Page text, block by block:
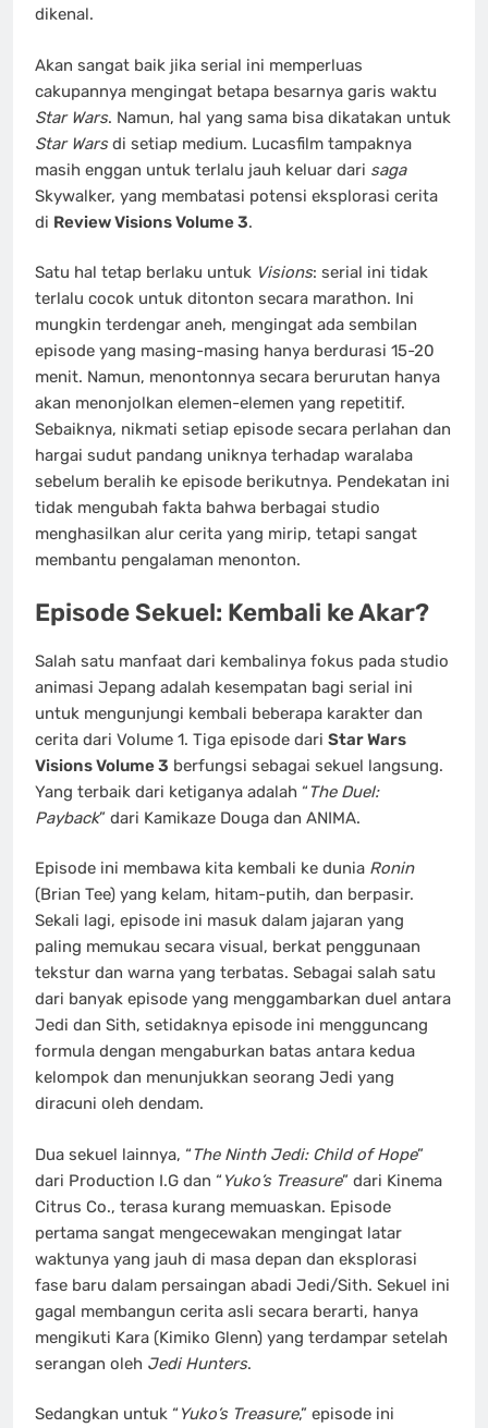
dikenal.
Akan sangat baik jika serial ini memperluas
cakupannya mengingat betapa besarnya garis waktu
Star Wars. Namun, hal yang sama bisa dikatakan untuk
Star Warsdi setiap medium. Lucasfilm tampaknya
masih enggan untuk terlalu jauh keluar dari saga
Skywalker, yang membatasi potensi eksplorasi cerita
di Review Visions Volume 3.
Satu hal tetap berlaku untuk Visions: serial ini tidak
terlalu cocok untuk ditonton secara marathon. Ini
mungkin terdengar aneh, mengingat ada sembilan
episode yang masing-masing hanya berdurasi 15-20
menit. Namun, menontonnya secara berurutan hanya
akan menonjolkan elemen-elemen yang repetitif.
Sebaiknya, nikmati setiap episode secara perlahan dan
hargai sudut pandang uniknya terhadap waralaba
sebelum beralih ke episode berikutnya. Pendekatan ini
tidak mengubah fakta bahwa berbagai studio
menghasilkan alur cerita yang mirip, tetapi sangat
membantu pengalaman menonton.
Episode Sekuel: Kembali ke Akar?
Salah satu manfaat dari kembalinya fokus pada studio
animasi Jepang adalah kesempatan bagi serial ini
untuk mengunjungi kembali beberapa karakter dan
cerita dari Volume 1. Tiga episode dari Star Wars
Visions Volume 3 berfungsi sebagai sekuel langsung.
Yang terbaik dari ketiganya adalah “The Duel:
Payback” dari Kamikaze Douga dan ANIMA.
Episode ini membawa kita kembali ke dunia Ronin
(Brian Tee) yang kelam, hitam-putih, dan berpasir.
Sekali lagi, episode ini masuk dalam jajaran yang
paling memukau secara visual, berkat penggunaan
tekstur dan warna yang terbatas. Sebagai salah satu
dari banyak episode yang menggambarkan duel antara
Jedi dan Sith, setidaknya episode ini mengguncang
formula dengan mengaburkan batas antara kedua
kelompok dan menunjukkan seorang Jedi yang
diracuni oleh dendam.
Dua sekuel lainnya, “The Ninth Jedi: Child of Hope”
dari Production I.G dan “ Yuko’s Treasure” dari Kinema
Citrus Co., terasa kurang memuaskan. Episode
pertama sangat mengecewakan mengingat latar
waktunya yang jauh di masa depan dan eksplorasi
fase baru dalam persaingan abadi Jedi/Sith. Sekuel ini
gagal membangun cerita asli secara berarti, hanya
mengikuti Kara (Kimiko Glenn) yang terdampar setelah
serangan oleh Jedi Hunters.
Sedangkan untuk “ Yuko’s Treasure,” episode ini